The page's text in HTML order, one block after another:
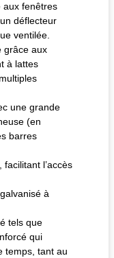
aux fenêtres
déflecteur
ventilée.
grâce aux
à lattes
une grande
(en
barres
l’accès
à
tels que
qui
temps, tant au